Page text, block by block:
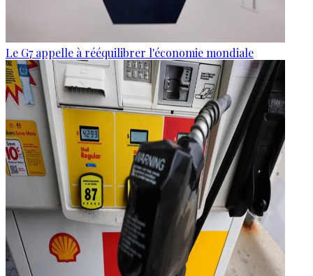
Le G7 appelle à rééquilibrer l'économie mondiale